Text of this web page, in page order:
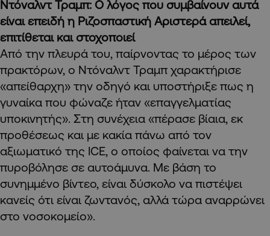
Ντόναλντ Τραμπ: Ο λόγος που συμβαίνουν αυτά
είναι επειδή η Ριζοσπαστική Αριστερά απειλεί,
επιτίθεται και στοχοποιεί
Από την πλευρά του, παίρνοντας το μέρος των
πρακτόρων, ο Ντόναλντ Τραμπ χαρακτήρισε
«απείθαρχη» την οδηγό και υποστήριξε πως η
γυναίκα που φώναζε ήταν «επαγγελματίας
υποκινητής». Στη συνέχεια «πέρασε βίαια, εκ
προθέσεως και με κακία πάνω από τον
αξιωματικό της ICE, ο οποίος φαίνεται να την
πυροβόλησε σε αυτοάμυνα. Με βάση το
συνημμένο βίντεο, είναι δύσκολο να πιστέψει
κανείς ότι είναι ζωντανός, αλλά τώρα αναρρώνει
στο νοσοκομείο».